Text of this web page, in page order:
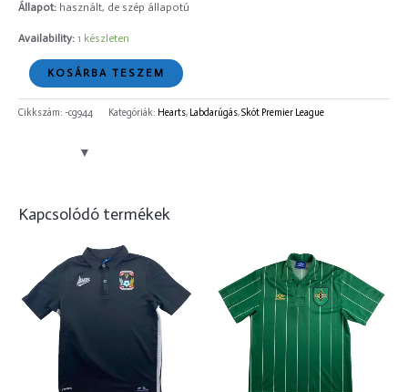
Állapot: használt, de szép állapotú
Availability: 1 készleten
KOSÁRBA TESZEM
Cikkszám: -cg944 Kategóriák: Hearts, Labdarúgás,Skót Premier League
Kapcsolódó termékek